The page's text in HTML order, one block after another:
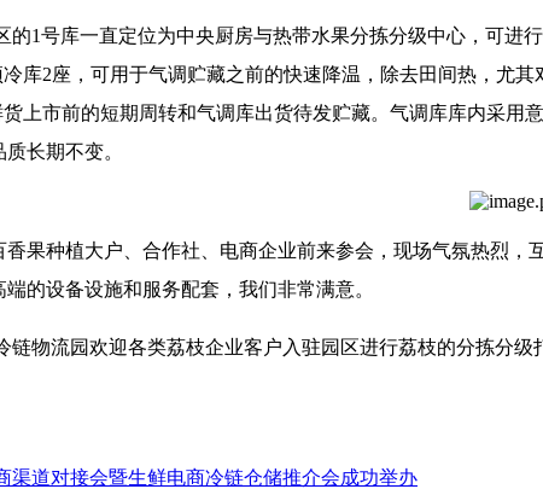
1号库一直定位为中央厨房与热带水果分拣分级中心，可进
库2座，可用于气调贮藏之前的快速降温，除去田间热，尤
上市前的短期周转和气调库出货待发贮藏。气调库库内采
长期不变。
果种植大户、合作社、电商企业前来参会，现场气氛热烈
的设备设施和服务配套，我们非常满意。
物流园欢迎各类荔枝企业客户入驻园区进行荔枝的分拣分
渠道对接会暨生鲜电商冷链仓储推介会成功举办